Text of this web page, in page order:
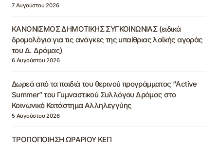
7 Αυγούστου 2026
ΚΑΝΟΝΙΣΜΟΣ ΔΗΜΟΤΙΚΗΣ ΣΥΓΚΟΙΝΩΝΙΑΣ (ειδικά
δρομολόγια για τις ανάγκες της υπαίθριας λαϊκής αγοράς
του Δ. Δράμας)
6 Αυγούστου 2026
Δωρεά από τα παιδιά του θερινού προγράμματος “Active
Summer” του Γυμναστικού Συλλόγου Δράμας στο
Κοινωνικό Κατάστημα Αλληλεγγύης
5 Αυγούστου 2026
ΤΡΟΠΟΠΟΙΗΣΗ ΩΡΑΡΙΟΥ ΚΕΠ